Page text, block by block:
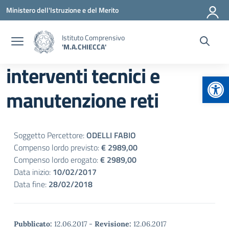
Vai ai contenuti
Vai al menu di navigazione
Vai al footer
Ministero dell'Istruzione e del Merito
Istituto Comprensivo
'M.A.CHIECCA'
interventi tecnici e
manutenzione reti
Soggetto Percettore:ODELLI FABIO
Compenso lordo previsto:€ 2989,00
Compenso lordo erogato:€ 2989,00
Data inizio: 10/02/2017
Data fine: 28/02/2018
Pubblicato: 12.06.2017 - Revisione: 12.06.2017